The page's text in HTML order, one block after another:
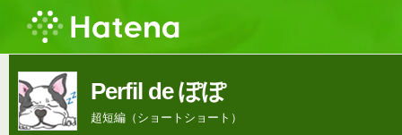
Perfil de ぽぽ
超短編（ショートショート）